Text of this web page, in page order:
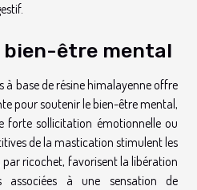
être mental
base de résine himalayenne offre
pour soutenir le bien-être mental,
forte sollicitation émotionnelle ou
de la mastication stimulent les
ricochet, favorisent la libération
associées à une sensation de